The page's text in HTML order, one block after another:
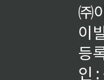
㈜
이
등
인